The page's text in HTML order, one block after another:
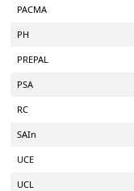
PACMA
PH
PREPAL
PSA
RC
SAIn
UCE
UCL